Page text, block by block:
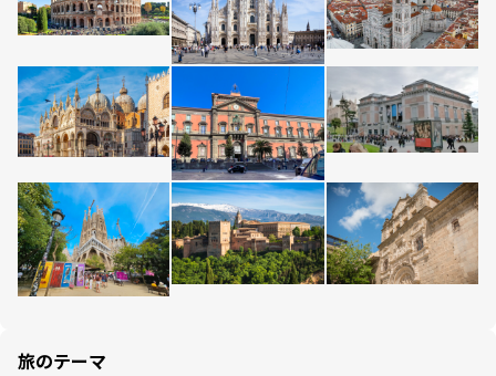
旅のテーマ